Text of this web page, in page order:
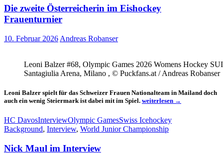
Goalie
Die zweite Österreicherin im Eishockey
Frauenturnier
10. Februar 2026 Andreas Robanser
Leoni Balzer #68, Olympic Games 2026 Womens Hockey
Santagiulia Arena, Milano , © Puckfans.at / Andreas Robanser
Leoni Balzer spielt für das Schweizer Frauen Nationalteam in Mailand doch
auch ein wenig Steiermark ist dabei mit im Spiel. Die
Österreicherin
im
Eishockey
weiterlesen →
HC DavosInterviewOlympic GamesSwiss Icehockey
Background, Interview, World Junior Championship
Nick Maul im Interview